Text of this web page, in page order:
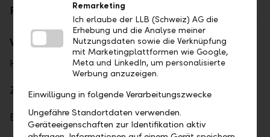
Finanzieren
Wohnbau & Hypotheken
Hypotheken
Zinssätze Hypotheken
Baukredit
Remarketing
Ich erlaube der LLB (Schweiz) AG die
Erhebung und die Analyse meiner
Nutzungsdaten sowie die Verknüpfung
mit Marketingplattformen wie Google,
Meta und LinkedIn, um personalisierte
Werbung anzuzeigen.
Einwilligung in folgende Verarbeitungszwecke
Ungefähre Standortdaten verwenden.
Geräteeigenschaften zur Identifikation aktiv